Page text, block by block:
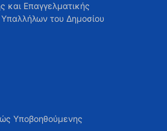
και Επαγγελματικής
του Δημοσίου
Υποβοηθούμενης